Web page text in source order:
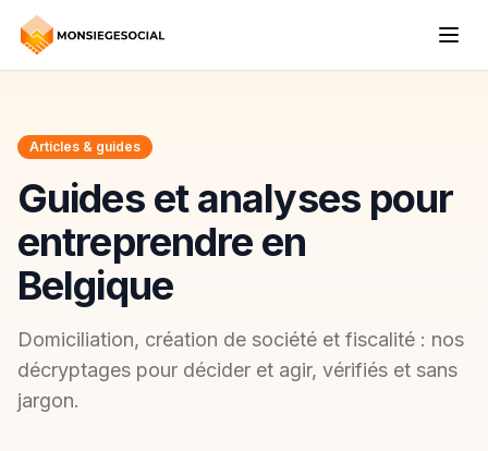
Articles & guides
Guides et analyses pour
entreprendre en
Belgique
Domiciliation, création de société et fiscalité : nos
décryptages pour décider et agir, vérifiés et sans
jargon.